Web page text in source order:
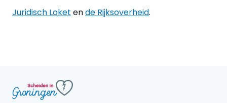
Juridisch Loket ende Rijksoverheid.